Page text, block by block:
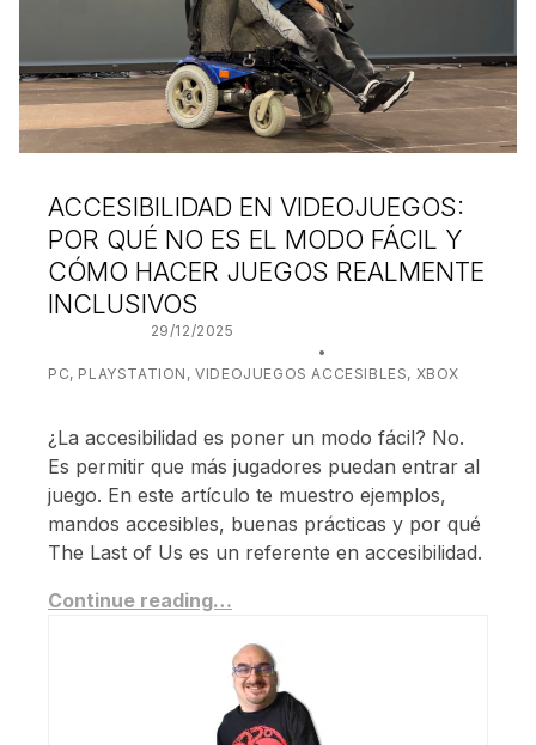
ACCESIBILIDAD EN VIDEOJUEGOS:
POR QUÉ NO ES EL MODO FÁCIL Y
CÓMO HACER JUEGOS REALMENTE
INCLUSIVOS
29/12/2025
PC, PLAYSTATION ,VIDEOJUEGOS ACCESIBLES, XBOX
¿La accesibilidad es poner un modo fácil? No.
Es permitir que más jugadores puedan entrar al
juego. En este artículo te muestro ejemplos,
mandos accesibles, buenas prácticas y por qué
The Last of Us es un referente en accesibilidad.
Continue reading…